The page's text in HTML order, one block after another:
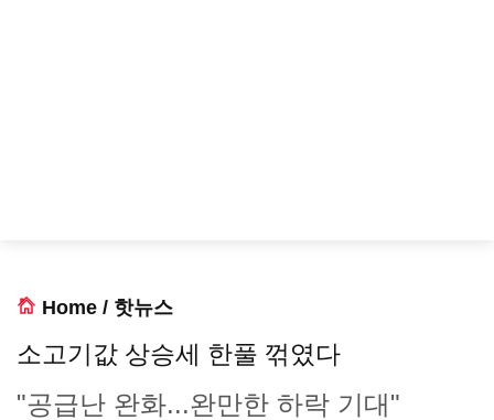
Home / 핫뉴스
소고기값 상승세 한풀 꺾였다
"공급난 완화...완만한 하락 기대"